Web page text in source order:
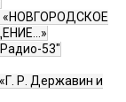
«НОВГОРОДСКОЕ
53"
Р. Державин и